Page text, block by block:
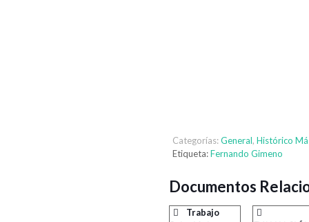
Categorías:General, Histórico
Etiqueta:Fernando Gimeno
Documentos
Trabajo